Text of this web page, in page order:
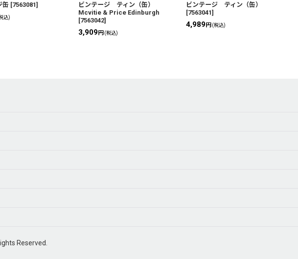
缶 [7563081]
込)
ビンテージ ティン（缶）
Mcvitie & Price Edinburgh
[7563042]
3,909円(税込)
ビンテージ ティン（缶）
[7563041]
4,989円(税込)
Reserved.